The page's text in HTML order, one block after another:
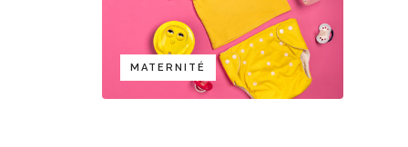
MATERNITÉ